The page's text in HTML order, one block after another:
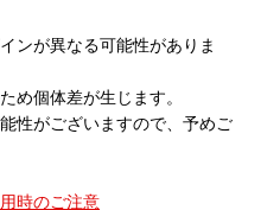
ンが異なる可能性がありま
め個体差が生じます。
性がございますので、予めご
時のご注意